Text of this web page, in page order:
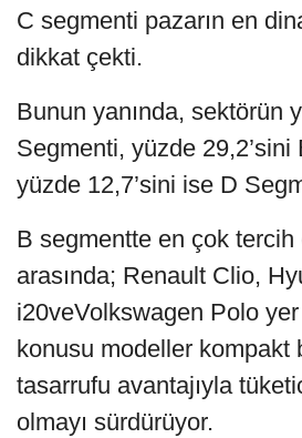
C segmenti pazarın en
dikkat çekti.
Bunun yanında, sektörün
Segmenti, yüzde 29,2’sini
yüzde 12,7’sini ise D
B segmentte en çok tercih
arasında; Renault Clio,
i20veVolkswagen Polo yer
konusu modeller kompakt
tasarrufu avantajıyla
olmayı sürdürüyor.